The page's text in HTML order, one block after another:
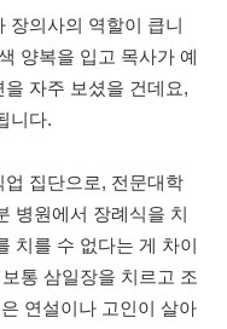
장의사의 역할이 큽니
양복을 입고 목사가 예
자주 보셨을 건데요,
니다.
집단으로, 전문대학
병원에서 장례식을 치
치를 수 없다는 게 차이
통 삼일장을 치르고 조
연설이나 고인이 살아